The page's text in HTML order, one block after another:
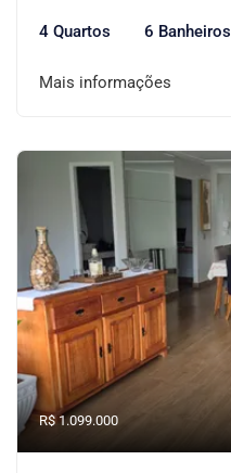
4 Quartos 6 Banheiros
Mais informações
R$ 1.099.000